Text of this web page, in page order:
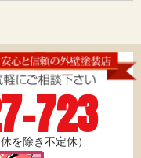
723
を除き不定休）